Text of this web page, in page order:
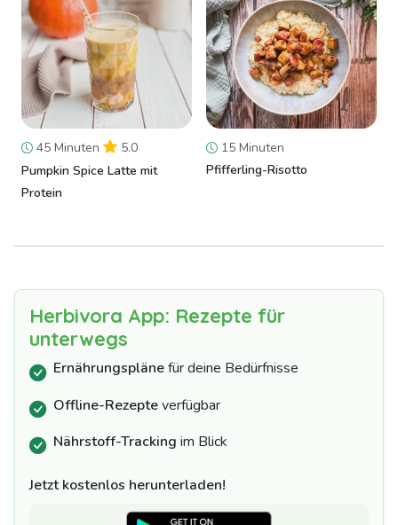
45 Minuten
5.0
Pumpkin Spice Latte mit
Protein
15 Minuten
Pfifferling-Risotto
Herbivora App: Rezepte für
unterwegs
Ernährungsplänefür deine Bedürfnisse
Offline-Rezepteverfügbar
Nährstoff-Tracking im Blick
Jetzt kostenlos herunterladen!